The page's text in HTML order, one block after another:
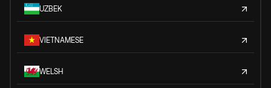
UZBEK
VIETNAMESE
WELSH